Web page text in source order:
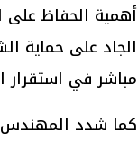
أهمية الحفاظ على
الجاد على حماية
مباشر في استقرار
كما شدد المهندس